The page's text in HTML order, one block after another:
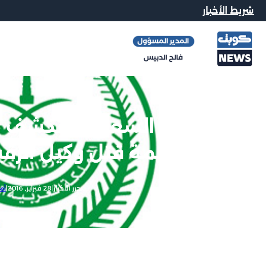
شريط الأخبار
الداخلية السعودية
جريمة قتل وكيل
محرر الاخبار|28 فبراير, 2016 |